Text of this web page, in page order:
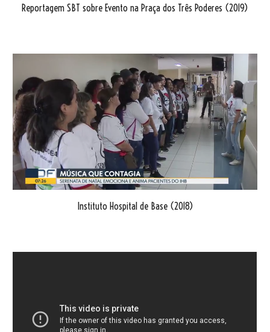
Reportagem SBT sobre Evento na Praça dos Três Poderes (2019)
Instituto Hospital de Base (2018)